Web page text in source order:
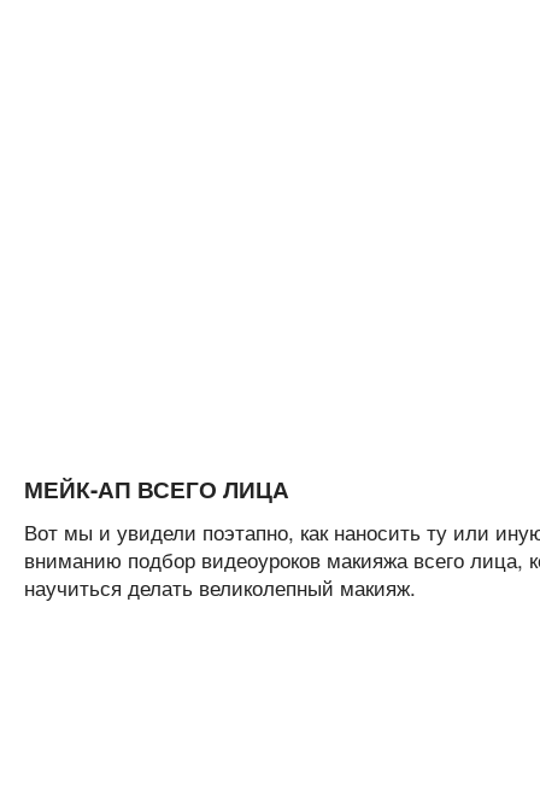
МЕЙК-АП ВСЕГО ЛИЦА
Вот мы и увидели поэтапно, как наносить ту или
вниманию подбор видеоуроков макияжа всего
научиться делать великолепный макияж.